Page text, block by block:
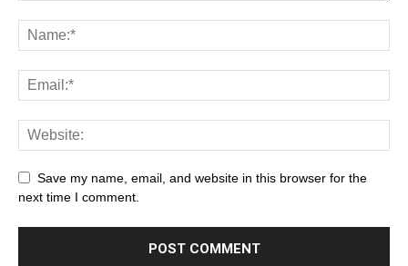
Save my name, email, and website in this browser for the
next time I comment.